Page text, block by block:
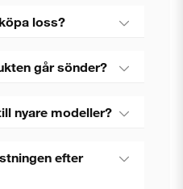
loss?
går sönder?
nyare modeller?
efter